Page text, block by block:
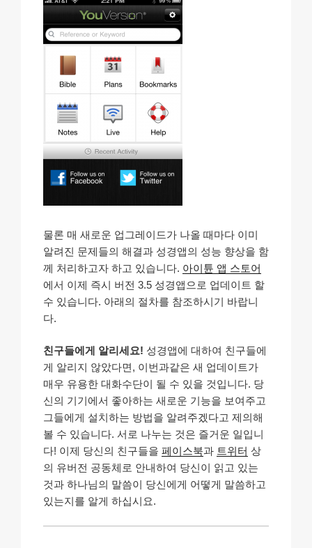
물론 매 새로운 업그레이드가 나올 때마다 이미
알려진 문제들의 해결과 성경앱의 성능 향상을 함
께 처리하고자 하고 있습니다. 아이튠 앱 스토어
에서 이제 즉시 버전 3.5 성경앱으로 업데이트 할
수 있습니다. 아래의 절차를 참조하시기 바랍니
다.
친구들에게 알리세요! 성경앱에 대하여 친구들에
게 알리지 않았다면, 이번과같은 새 업데이트가
매우 유용한 대화수단이 될 수 있을 것입니다. 당
신의 기기에서 좋아하는 새로운 기능을 보여주고
그들에게 설치하는 방법을 알려주겠다고 제의해
볼 수 있습니다. 서로 나누는 것은 즐거운 일입니
다! 이제 당신의 친구들을 페이스북과 트위터 상
의 유버전 공동체로 안내하여 당신이 읽고 있는
것과 하나님의 말씀이 당신에게 어떻게 말씀하고
있는지를 알게 하십시요.